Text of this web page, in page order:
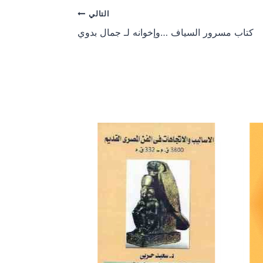
التالي
كتاب مسرور السياف …وإخوانه لـ جمال بدوي